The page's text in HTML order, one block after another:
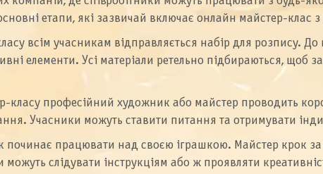
етапи, які зазвичай включає онлайн майстер-клас
всім учасникам відправляється набір для розпису.
елементи. Усі матеріали ретельно підбираються,
класу професійний художник або майстер проводить
Учасники можуть ставити питання та отримувати
починає працювати над своєю іграшкою. Майстер крок
слідувати інструкціям або ж проявляти